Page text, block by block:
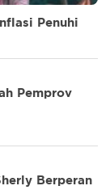
Penuhi
Pemprov
Berperan